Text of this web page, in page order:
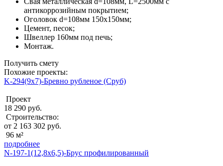
антикоррозийным покрытием;
Оголовок d=108мм 150x150мм;
Цемент, песок;
Швеллер 160мм под печь;
Монтаж.
Получить смету
Похожие проекты:
K-294(9x7)-Бревно рубленое (Сруб)
Проект
18 290 руб.
Строительство:
от 2 163 302 руб.
96 м²
подробнее
N-197-1(12,8x6,5)-Брус профилированный